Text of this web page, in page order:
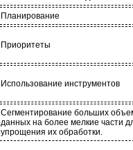
Планирование
Приоритеты
Использование инструментов
Сегментирование больших
данных на более мелкие части
упрощения их обработки.